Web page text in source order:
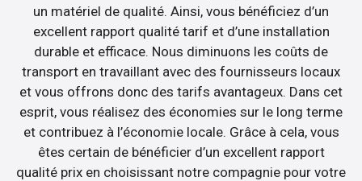
un matériel de qualité. Ainsi, vous bénéficiez d’un
excellent rapport qualité tarif et d’une installation
durable et efficace. Nous diminuons les coûts de
transport en travaillant avec des fournisseurs locaux
et vous offrons donc des tarifs avantageux. Dans cet
esprit, vous réalisez des économies sur le long terme
et contribuez à l’économie locale. Grâce à cela, vous
êtes certain de bénéficier d’un excellent rapport
qualité prix en choisissant notre compagnie pour votre